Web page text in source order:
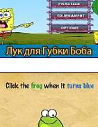
Лук для Губки Боба